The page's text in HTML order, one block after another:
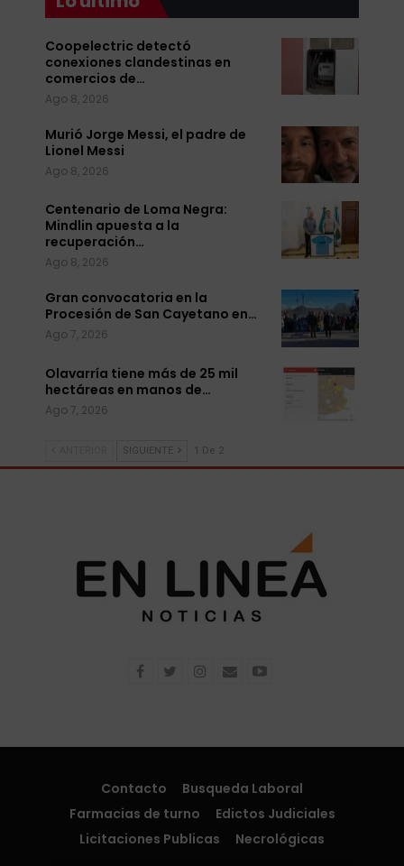
Coopelectric detectó
conexiones clandestinas en
comercios de…
Ago 8, 2026
Murió Jorge Messi, el padre de
Lionel Messi
Ago 8, 2026
Centenario de Loma Negra:
Mindlin apuesta a la
recuperación…
Ago 8, 2026
Gran convocatoria en la
Procesión de San Cayetano en…
Ago 7, 2026
Olavarría tiene más de 25 mil
hectáreas en manos de…
Ago 7, 2026
SIGUIENTE 1 De 2
Contacto
Busqueda Laboral
Farmacias de turno
Edictos Judiciales
Licitaciones Publicas
Necrológicas